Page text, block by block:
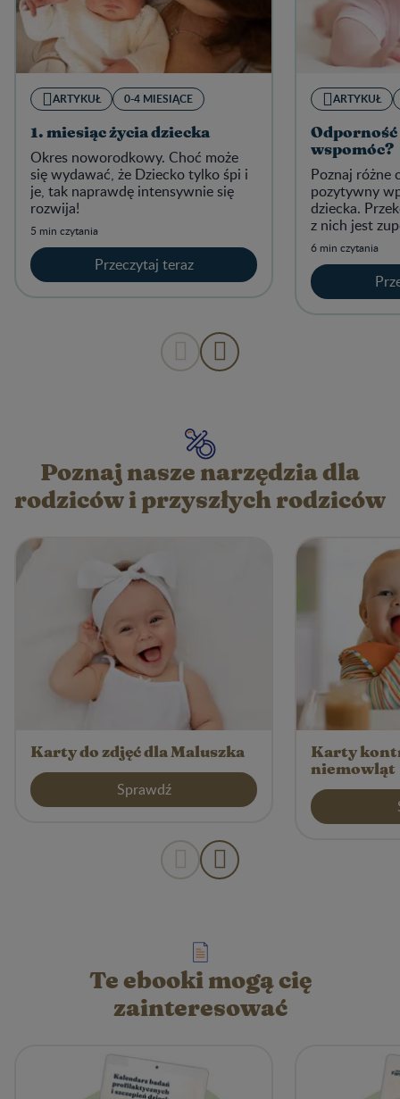
ARTYKUŁ 0-4 MIESIĄCE
1. miesiąc życia dziecka
Okres noworodkowy. Choć może
się wydawać, że Dziecko tylko śpi i
je, tak naprawdę intensywnie się
rozwija!
5 min czytania
Przeczytaj teraz
ARTYKUŁ
Odporność
wspomóc?
Poznaj różne
pozytywny
dziecka.
z nich jest
wystarczy
codzienne
6 min czytania
Poznaj nasze narzędzia dla
rodziców i przyszłych rodziców
Karty do zdjęć dla Maluszka
Sprawdź
Karty
niemowląt
Te ebooki mogą cię
zainteresować